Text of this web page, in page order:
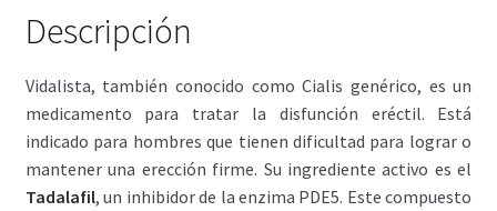
Descripción
Vidalista, también conocido como Cialis genérico, es un
medicamento para tratar la disfunción eréctil. Está
indicado para hombres que tienen dificultad para lograr o
mantener una erección firme. Su ingrediente activo es el
Tadalafil, un inhibidor de la enzima PDE5. Este compuesto